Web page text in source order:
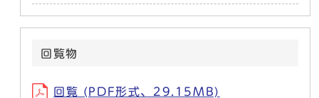
回覧物
回覧 (PDF形式、29.15MB)